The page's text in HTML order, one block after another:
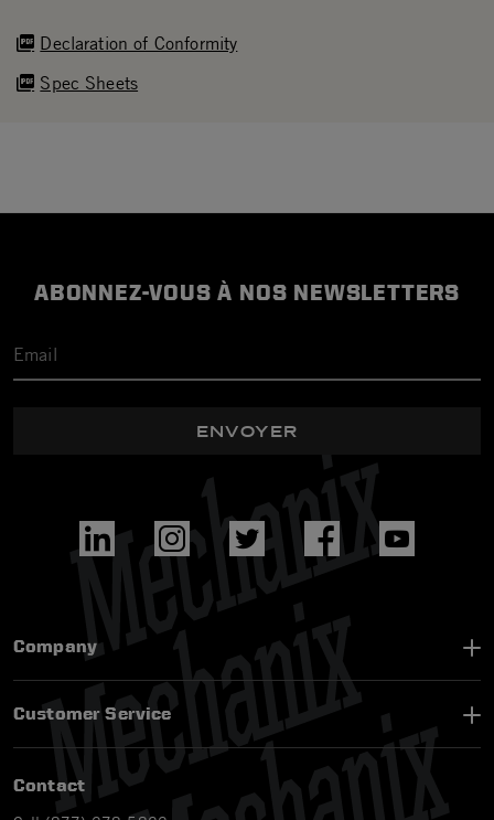
Declaration of Conformity
Spec Sheets
ABONNEZ-VOUS À NOS NEWSLETTERS
ENVOYER
Company
Customer Service
Contact